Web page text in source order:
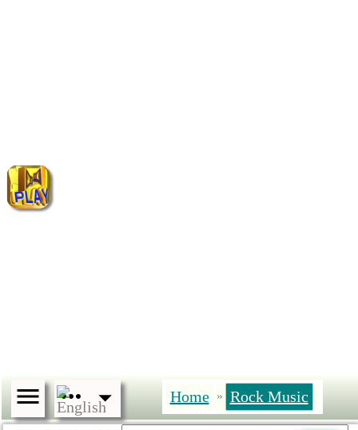
Home » Rock Music